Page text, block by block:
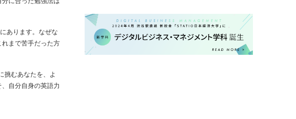
あります。なぜな
まで苦手だった方
挑むあなたを、よ
自分自身の英語力